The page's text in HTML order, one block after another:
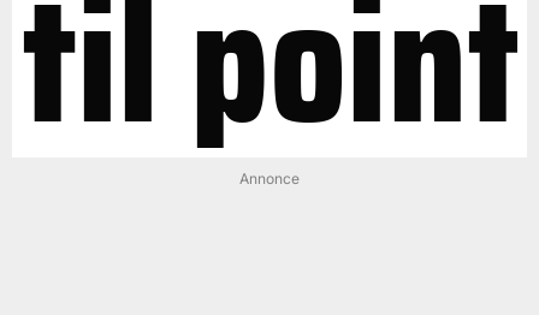
til point
Annonce